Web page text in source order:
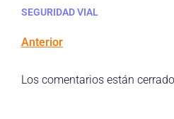
SEGURIDAD VIAL
Anterior
Los comentarios están